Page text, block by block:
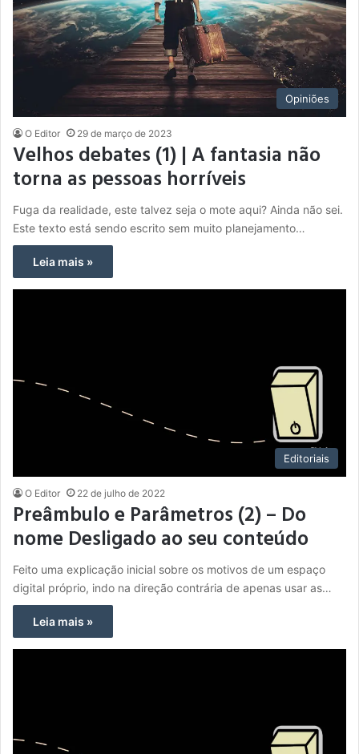
Opiniões
O Editor 29 de março de 2023
Velhos debates (1) | A fantasia não
torna as pessoas horríveis
Fuga da realidade, este talvez seja o mote aqui? Ainda não sei.
Este texto está sendo escrito sem muito planejamento…
Leia mais »
Editoriais
O Editor 22 de julho de 2022
Preâmbulo e Parâmetros (2) – Do
nome Desligado ao seu conteúdo
Feito uma explicação inicial sobre os motivos de um espaço
digital próprio, indo na direção contrária de apenas usar as…
Leia mais »